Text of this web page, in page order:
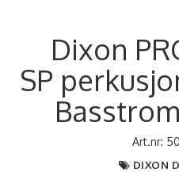
Dixon
SP
Art.nr:
DIXON